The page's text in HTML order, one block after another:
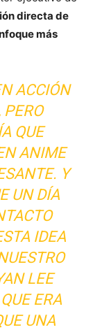
directa de
más
ACCIÓN
QUE
ANIME
Y
UN DÍA
IDEA
LEE
ERA
UNA